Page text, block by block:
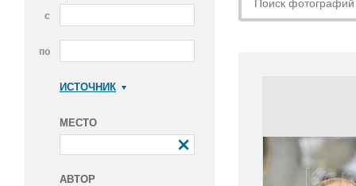
с
по
ИСТОЧНИК
МЕСТО
АВТОР